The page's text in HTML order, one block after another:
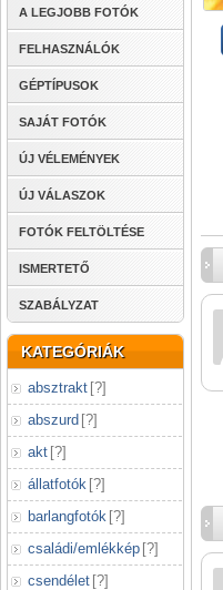
A LEGJOBB FOTÓK
FELHASZNÁLÓK
GÉPTÍPUSOK
SAJÁT FOTÓK
ÚJ VÉLEMÉNYEK
ÚJ VÁLASZOK
FOTÓK FELTÖLTÉSE
ISMERTETŐ
SZABÁLYZAT
KATEGÓRIÁK
absztrakt [?]
abszurd [?]
akt [?]
állatfotók [?]
barlangfotók [?]
családi/emlékkép [?]
csendélet [?]